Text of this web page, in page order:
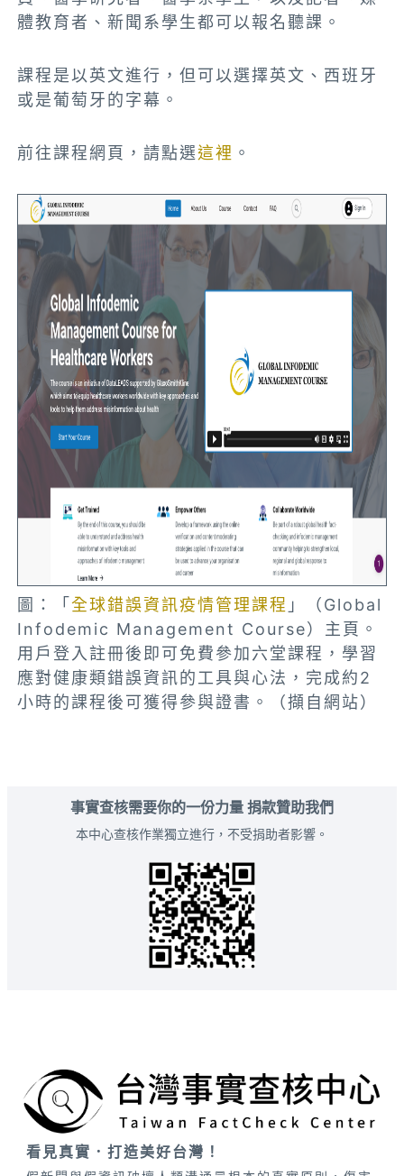
體教育者、新聞系學生都可以報名聽課。
課程是以英文進行，但可以選擇英文、西班牙
或是葡萄牙的字幕。
前往課程網頁，請點選這裡 。
圖：「全球錯誤資訊疫情管理課程 」（Global
Infodemic Management Course）主頁。
用戶登入註冊後即可免費參加六堂課程，學習
應對健康類錯誤資訊的工具與心法，完成約2
小時的課程後可獲得參與證書。（擷自網站）
事實查核需要你的一份力量 捐款贊助我們
本中心查核作業獨立進行，不受捐助者影響。
看見真實．打造美好台灣！